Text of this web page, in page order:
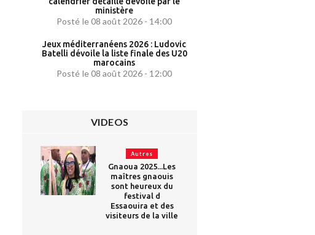
ministère
Posté le 08 août 2026 - 14:00
Jeux méditerranéens 2026 : Ludovic
Batelli dévoile la liste finale des U20
marocains
Posté le 08 août 2026 - 12:00
VIDEOS
Autres
Gnaoua 2025...Les
maîtres gnaouis
sont heureux du
festival d
Essaouira et des
visiteurs de la ville